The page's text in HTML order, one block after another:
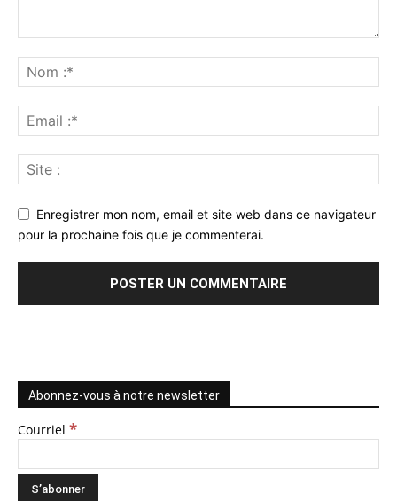
Enregistrer mon nom, email et site web dans ce navigateur
pour la prochaine fois que je commenterai.
Abonnez-vous à notre newsletter
Courriel *